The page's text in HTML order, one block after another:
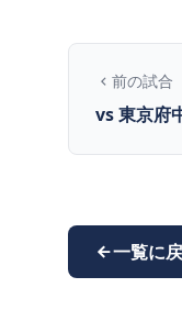
前の試合
vs 東京府
一覧に